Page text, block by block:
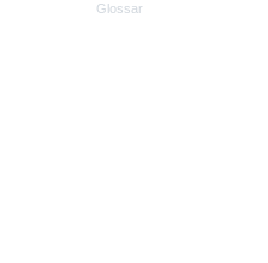
Glossar